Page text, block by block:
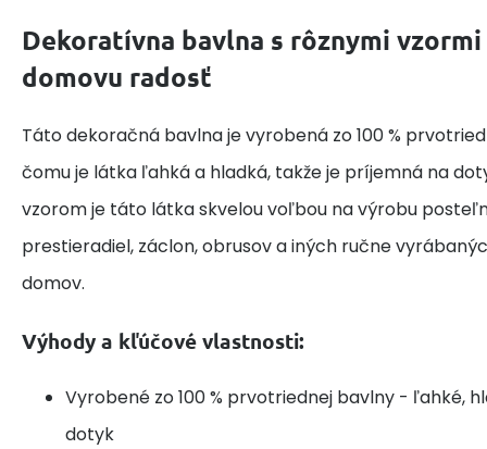
Dekoratívna bavlna s rôznymi vzormi
domovu radosť
Táto dekoračná bavlna je vyrobená zo 100 %
čomu je látka ľahká a hladká, takže je príjemná na
vzorom je táto látka skvelou voľbou na výrobu
prestieradiel, záclon, obrusov a iných ručne
domov.
Výhody a kľúčové vlastnosti:
Vyrobené zo 100 % prvotriednej bavlny - ľahké,
dotyk